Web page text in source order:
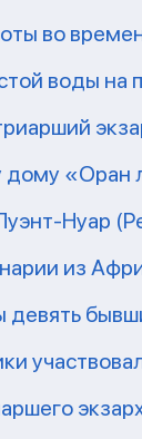
во
воды на
«Оран
Нуар
из
девять